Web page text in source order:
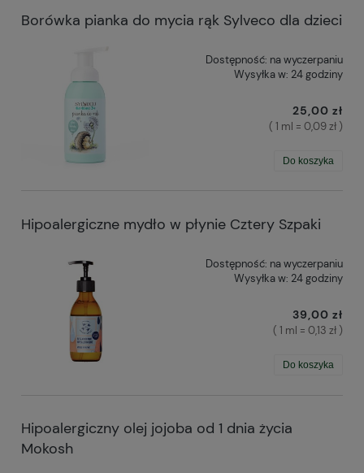
Borówka pianka do mycia rąk Sylveco dla dzieci
Dostępność: na wyczerpaniu
Wysyłka w: 24 godziny
25,00 zł
( 1 ml = 0,09 zł )
Do koszyka
Hipoalergiczne mydło w płynie Cztery Szpaki
Dostępność: na wyczerpaniu
Wysyłka w: 24 godziny
39,00 zł
( 1 ml = 0,13 zł )
Do koszyka
Hipoalergiczny olej jojoba od 1 dnia życia
Mokosh